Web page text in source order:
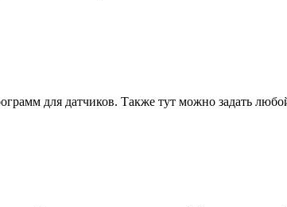
для датчиков. Также тут можно задать